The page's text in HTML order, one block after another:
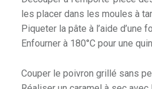
les placer dans les moules à
Piqueter la pâte à l’aide d’une
Enfourner à 180°C pour une
Couper le poivron grillé sans